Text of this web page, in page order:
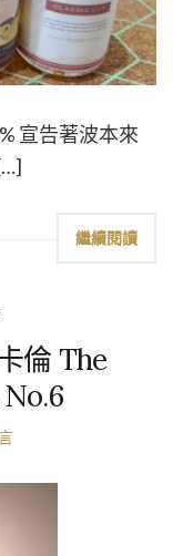
宣告著波本來
繼續閱讀
倫 The